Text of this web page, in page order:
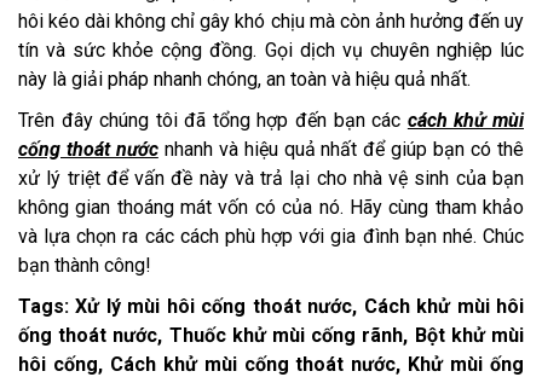
hôi kéo dài không chỉ gây khó chịu mà còn ảnh hưởng đến uy
tín và sức khỏe cộng đồng. Gọi dịch vụ chuyên nghiệp lúc
này là giải pháp nhanh chóng, an toàn và hiệu quả nhất.
Trên đây chúng tôi đã tổng hợp đến bạn các cách khử mùi
cống thoát nướcnhanh và hiệu quả nhất để giúp bạn có thê
xử lý triệt để vấn đề này và trả lại cho nhà vệ sinh của bạn
không gian thoáng mát vốn có của nó. Hãy cùng tham khảo
và lựa chọn ra các cách phù hợp với gia đình bạn nhé. Chúc
bạn thành công!
Tags: Xử lý mùi hôi cống thoát nước, Cách khử mùi hôi
ống thoát nước, Thuốc khử mùi cống rãnh, Bột khử mùi
hôi cống, Cách khử mùi cống thoát nước, Khử mùi ống